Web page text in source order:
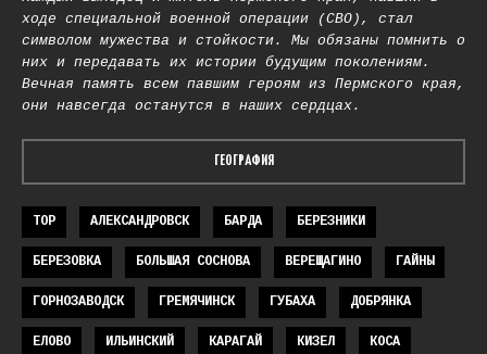
ходе специальной военной операции (СВО), стал
символом мужества и стойкости. Мы обязаны помнить о
них и передавать их истории будущим поколениям.
Вечная память всем павшим героям из Пермского края,
они навсегда останутся в наших сердцах.
ГЕОГРАФИЯ
TOP АЛЕКСАНДРОВСК БАРДА БЕРЕЗНИКИ
БЕРЕЗОВКА БОЛЬШАЯ СОСНОВА ВЕРЕЩАГИНО ГАЙНЫ
ГОРНОЗАВОДСК ГРЕМЯЧИНСК ГУБАХА ДОБРЯНКА
ЕЛОВО ИЛЬИНСКИЙ КАРАГАЙ КИЗЕЛ КОСА